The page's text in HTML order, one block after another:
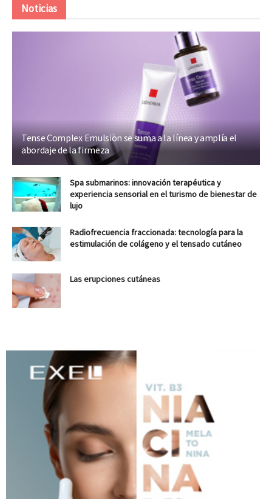
Noticias
Tense Complex Emulsion se suma a la línea y amplía el
abordaje de la firmeza
Spa submarinos: innovación terapéutica y
experiencia sensorial en el turismo de bienestar de
lujo
Radiofrecuencia fraccionada: tecnología para la
estimulación de colágeno y el tensado cutáneo
Las erupciones cutáneas